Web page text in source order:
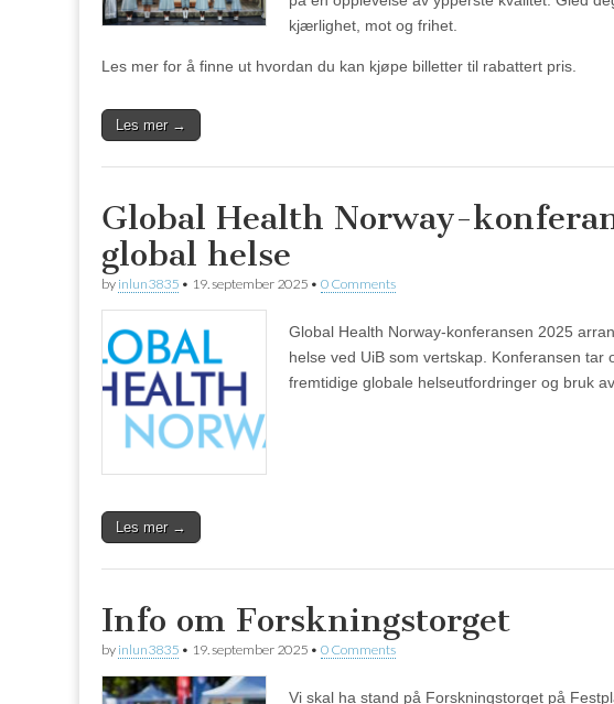
kjærlighet, mot og frihet.
Les mer for å finne ut hvordan du kan kjøpe billetter til rabattert pris.
Les mer →
Global Health Norway-
global helse
by inlun3835 • 19. september 2025 • 0 Comments
Global Health Norway-konferansen 2025
helse ved UiB som vertskap. Konferansen
fremtidige globale helseutfordringer og bruk
Les mer →
Info om Forskningstorget
by inlun3835 • 19. september 2025 • 0 Comments
Vi skal ha stand på Forskningstorget på